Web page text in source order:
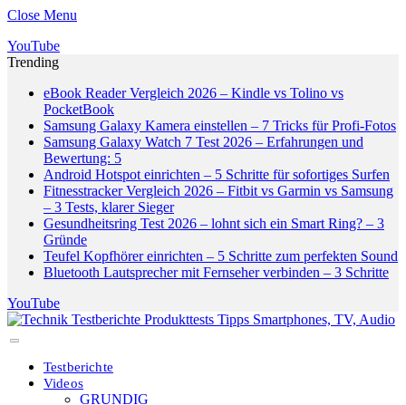
Close Menu
YouTube
Trending
eBook Reader Vergleich 2026 – Kindle vs Tolino vs
PocketBook
Samsung Galaxy Kamera einstellen – 7 Tricks für Profi-Fotos
Samsung Galaxy Watch 7 Test 2026 – Erfahrungen und
Bewertung: 5
Android Hotspot einrichten – 5 Schritte für sofortiges Surfen
Fitnesstracker Vergleich 2026 – Fitbit vs Garmin vs Samsung
– 3 Tests, klarer Sieger
Gesundheitsring Test 2026 – lohnt sich ein Smart Ring? – 3
Gründe
Teufel Kopfhörer einrichten – 5 Schritte zum perfekten Sound
Bluetooth Lautsprecher mit Fernseher verbinden – 3 Schritte
YouTube
Testberichte
Videos
GRUNDIG